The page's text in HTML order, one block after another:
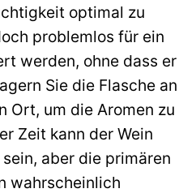
optimal zu
problemlos für ein
werden, ohne dass er
Sie die Flasche an
Ort, um die Aromen zu
Zeit kann der Wein
aber die primären
wahrscheinlich